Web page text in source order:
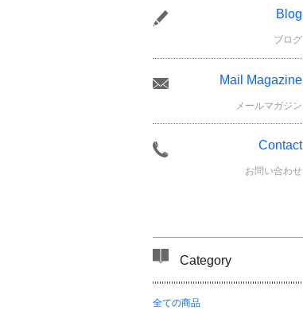
Blog
ブログ
Mail Magazine
メールマガジン
Contact
お問い合わせ
Category
全ての商品